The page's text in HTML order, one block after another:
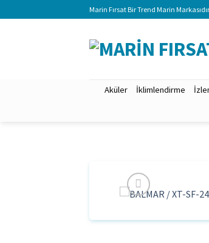
atla
Marin Fırsat Bir Trend Marin Markasıdır
Aküler İklimlendirme